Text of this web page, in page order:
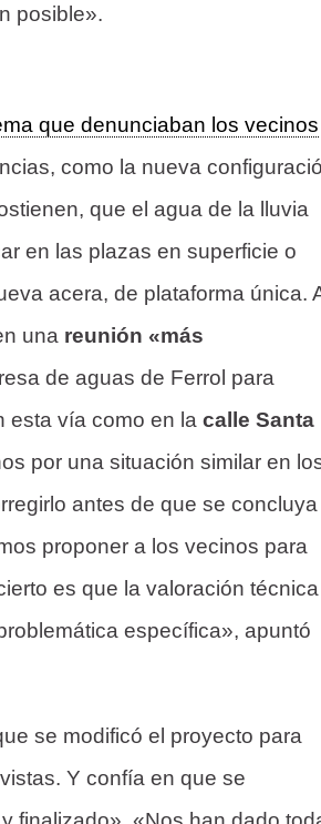
posible».
que denunciaban los vecinos
como la nueva
que el agua de la lluvia
en las plazas en superficie o
acera, de plataforma única.
una reunión «más
de aguas de Ferrol para
esta vía como en la calle Santa
por una situación similar en
antes de que se concluya
proponer a los vecinos para
es que la valoración técnica
específica», apuntó
se modificó el proyecto para
Y confía en que se